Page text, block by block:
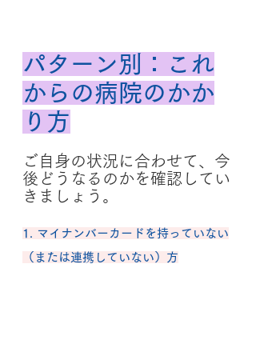
パターン別：これ
からの病院のかか
り方
ご自身の状況に合わせて、今
後どうなるのかを確認してい
きましょう。
1. マイナンバーカードを持っていない
（または連携していない）方